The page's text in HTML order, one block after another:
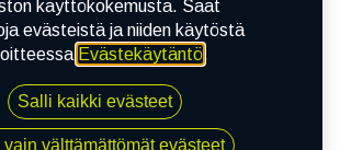
TRACMAX X PRIVILO TX2 XL
käyttökokemusta. Saat
evästeistä ja niiden käytöstä
Evästekäytäntö.
Salli kaikki evästeet
vain välttämättömät evästeet